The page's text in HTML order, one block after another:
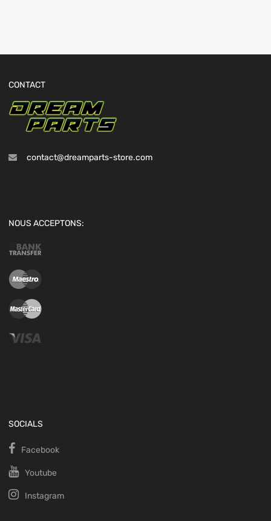
CONTACT
contact@dreamparts-store.com
NOUS ACCEPTONS:
SOCIALS
Facebook
Youtube
Instagram